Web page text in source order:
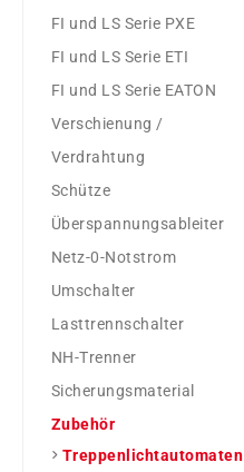
FI und LS Serie PXE
FI und LS Serie ETI
FI und LS Serie EATON
Verschienung /
Verdrahtung
Schütze
Überspannungsableiter
Netz-0-Notstrom
Umschalter
Lasttrennschalter
NH-Trenner
Sicherungsmaterial
Zubehör
Treppenlichtautomaten